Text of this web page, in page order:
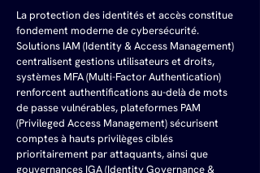
La protection des identités et accès constitue
fondement moderne de cybersécurité.
Solutions IAM (Identity & Access Management)
centralisent gestions utilisateurs et droits,
systèmes MFA (Multi-Factor Authentication)
renforcent authentifications au-delà de mots
de passe vulnérables, plateformes PAM
(Privileged Access Management) sécurisent
comptes à hauts privilèges ciblés
prioritairement par attaquants, ainsi que
gouvernances IGA (Identity Governance &